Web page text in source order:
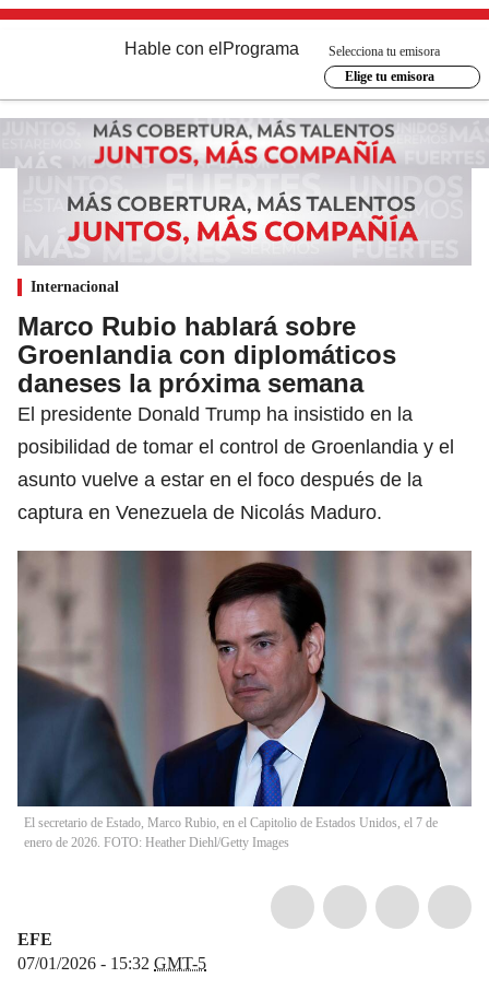
Hable con el Programa
Selecciona tu emisora
Elige tu emisora
Internacional
Marco Rubio hablará sobre
Groenlandia con diplomáticos
daneses la próxima semana
El presidente Donald Trump ha insistido en la
posibilidad de tomar el control de Groenlandia y el
asunto vuelve a estar en el foco después de la
captura en Venezuela de Nicolás Maduro.
El secretario de Estado, Marco Rubio, en el Capitolio de Estados Unidos, el 7 de
enero de 2026. FOTO: Heather Diehl/Getty Images
EFE
07/01/2026 - 15:32 GMT-5